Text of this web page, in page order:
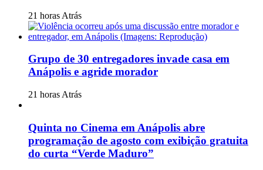
21 horas Atrás
Grupo de 30 entregadores invade casa em
Anápolis e agride morador
21 horas Atrás
Quinta no Cinema em Anápolis abre
programação de agosto com exibição gratuita
do curta “Verde Maduro”